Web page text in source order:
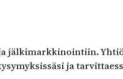
jälkimarkkinointiin.
ja